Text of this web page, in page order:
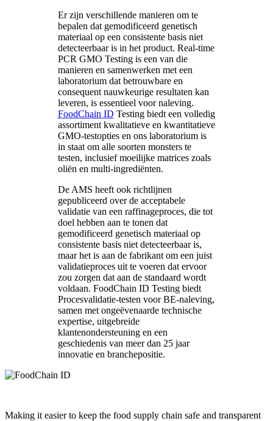
Er zijn verschillende manieren om te
bepalen dat gemodificeerd genetisch
materiaal op een consistente basis niet
detecteerbaar is in het product. Real-time
PCR GMO Testing is een van die
manieren en samenwerken met een
laboratorium dat betrouwbare en
consequent nauwkeurige resultaten kan
leveren, is essentieel voor naleving.
FoodChain ID Testing biedt een volledig
assortiment kwalitatieve en kwantitatieve
GMO-testopties en ons laboratorium is
in staat om alle soorten monsters te
testen, inclusief moeilijke matrices zoals
oliën en multi-ingrediënten.
De AMS heeft ook richtlijnen
gepubliceerd over de acceptabele
validatie van een raffinageproces, die tot
doel hebben aan te tonen dat
gemodificeerd genetisch materiaal op
consistente basis niet detecteerbaar is,
maar het is aan de fabrikant om een juist
validatieproces uit te voeren dat ervoor
zou zorgen dat aan de standaard wordt
voldaan. FoodChain ID Testing biedt
Procesvalidatie-testen voor BE-naleving,
samen met ongeëvenaarde technische
expertise, uitgebreide
klantenondersteuning en een
geschiedenis van meer dan 25 jaar
innovatie en branchepositie.
Making it easier to keep the food supply chain safe and transparent